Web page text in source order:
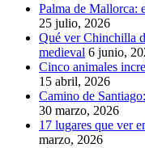
Palma de Mallorca:
25 julio, 2026
Qué ver Chinchilla
medieval 6 junio,
Cinco animales
15 abril, 2026
Camino de
30 marzo, 2026
17 lugares que ver
marzo, 2026